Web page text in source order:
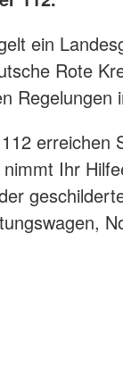
ein
Rote
erreichen
Ihr